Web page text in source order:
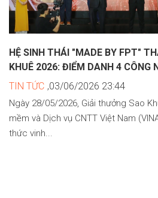
HỆ SINH THÁI "MADE BY FPT"
KHUÊ 2026: ĐIỂM DANH 4 CÔNG
TIN TỨC ,03/06/2026 23:44
Ngày 28/05/2026, Giải thưởng Sao
mềm và Dịch vụ CNTT Việt Nam
thức vinh...